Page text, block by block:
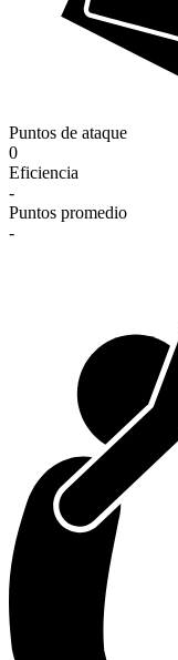
Puntos de ataque
0
Eficiencia
-
Puntos promedio
-